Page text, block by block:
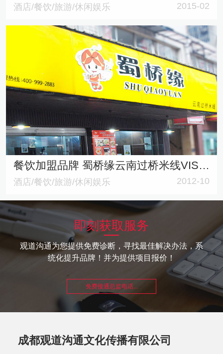
酒店/餐饮/旅游/休闲娱乐 2015-02
餐饮加盟品牌 蜀桥缘云南过桥米线VIS品牌策划与网站建设
酒店/餐饮/旅游/休闲娱乐 2012-10
即刻获取服务
观道沟通为您提供免费诊断，寻找最佳解决办法，系
统化提升品牌！并为提供项目报价！
免费接通总监电话...
成都观道沟通文化传播有限公司